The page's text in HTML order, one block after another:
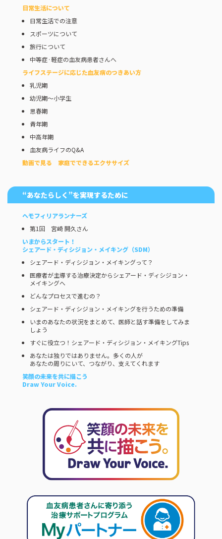
“あなたらしく”を実現するために
ヘモフィリアランナーズ
第1回 宮崎 開久さん
いまからスタート！
シェアード・ディシジョン・メイキング（SDM）
シェアード・ディシジョン・メイキングって？
医療者が主導する治療決定からシェアード・ディシジョン・
メイキングへ
どんなプロセスで進むの？
シェアード・ディシジョン・メイキングを行うための準備
いまのあなたの状況をまとめて、医師と話す準備をしてみま
しょう
すぐに役立つ！シェアード・ディシジョン・メイキングTips
あなたは独りではありません。多くの人が
あなたの周りにいて、つながり、支えてくれます
笑顔の未来を共に描こう
Draw Your Voice.
日常生活について
日常生活での注意
スポーツについて
旅行について
中等症·軽症の血友病患者さんへ
ライフステージに応じた⾎友病のつきあい⽅
乳児期
幼児期～小学生
思春期
青年期
中高年期
血友病ライフのQ&A
動画で見る 家庭でできるエクササイズ